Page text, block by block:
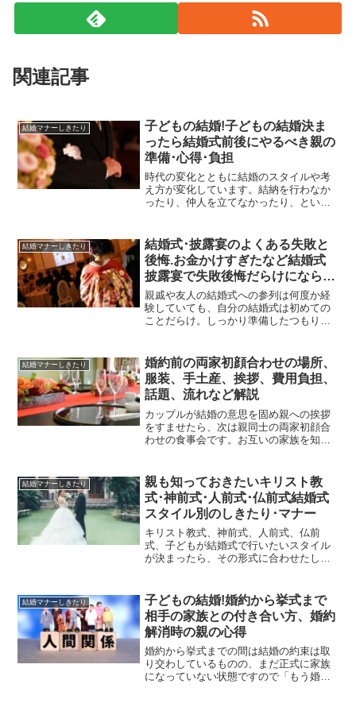
関連記事
結婚マナーしきたり
子どもの結婚!子どもの結婚決ま
ったら結婚式前後にやるべき親の
準備･心得･負担
時代の変化とともに結婚のスタイルや考
え方が変化しています。結納を行わなか
ったり、仲人を立てなかったり、といっ
おく必要があります。親がでしゃばり過
ぎるのは感心しませんが、一生に一度の
結婚にまつわるあれこれが滞りなく行わ
れるようサポートしてあげることも時に
は必要です。当人同士も初めてのことば
かりで緊張の連続ですから、その気持ち
を汲み取り、大きな愛情で包み込んであ
げられる親になれれば、その後の関係も
婚の親の準備・心得・負担などをご紹介
します。子どもが安心して結婚へ踏み出
すために、最良のサポートを行うため
に、是非役立てて頂ければと思います
結婚マナーしきたり
結婚式･披露宴のよくある失敗と
後悔.お金かけすぎたなど結婚式
披露宴で失敗後悔だらけにならな
いために
親戚や友人の結婚式への参列は何度か経
験していても、自分の結婚式は初めての
ことだらけ。しっかり準備したつもりで
きることなら最高に素敵な１日を過ごし
たいもの。ここでは、結婚式のよくある
失敗・後悔を紹介します。先輩カップル
の失敗・後悔を知って、対策を立ててお
くことで、思い出に残る最高の結婚式を
迎えることができます。
結婚マナーしきたり
婚約前の両家初顔合わせの場所、
服装、手土産、挨拶、費用負担、
話題、流れなど解説
カップルが結婚の意思を固め親への挨拶
をすませたら、次は親同士の両家初顔合
わせの食事会です。お互いの家族を知る
兼ねて先に両家で会う場を設けることが
理想です。ここでは婚約前の両家初顔合
わせの場所、服装、手土産、挨拶、費用
負担、話題、流れなど解説します。
結婚マナーしきたり
親も知っておきたいキリスト教
式･神前式･人前式･仏前式結婚式
スタイル別のしきたり･マナー
キリスト教式、神前式、人前式、仏前
式、子どもが結婚式で行いたいスタイル
が決まったら、その形式に合わせたしき
した結果、親が経験したことのないスタ
イルを選ぶ可能性もありますが、事前に
流れを知っておくことで、スムーズに挙
式を終えられます。キリスト教式ではプ
ロテスタントの教会での結婚式が基本と
なります。神前式は、神様、子どもたち
の祖先へ結婚を報告し、見守って貰える
ようお願いするための儀式です。宗教に
結婚マナーしきたり
子どもの結婚!婚約から挙式まで
相手の家族との付き合い方、婚約
解消時の親の心得
婚約から挙式までの間は結婚の約束は取
り交わしているものの、まだ正式に家族
になっていない状態ですので「もう婚約